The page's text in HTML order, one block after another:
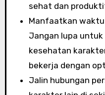
sehat dan
Manfaatkan
Jangan lupa
kesehatan
bekerja dengan
Jalin hubungan